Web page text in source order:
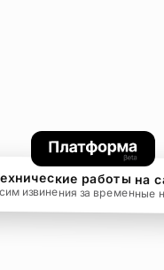
работы на
извинения за временные